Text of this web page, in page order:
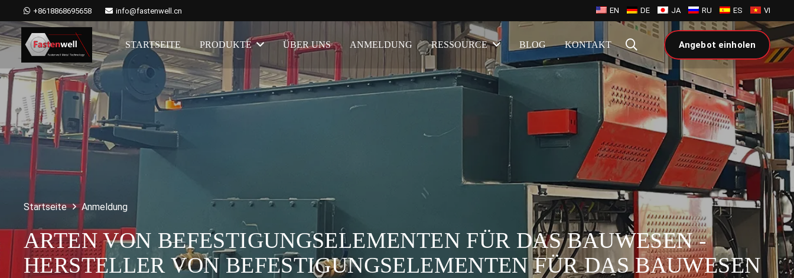
+8618868695658 info@fastenwell.cn EN DE JA RU ES VI
STARTSEITE PRODUKTE ÜBER UNS ANMELDUNG RESSOURCE BLOG KONTAKT Angebot einholen
Startseite Anmeldung
ARTEN VON BEFESTIGUNGSELEMENTEN FÜR DAS BAUWESEN -
HERSTELLER VON BEFESTIGUNGSELEMENTEN FÜR DAS BAUWESEN